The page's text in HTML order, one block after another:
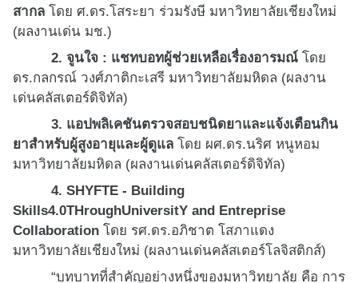
สากล โดย ศ.ดร.โสระยา ร่วมรังษี มหาวิทยาลัยเชียงใหม่
(ผลงานเด่น มช.)
2. จูนใจ : แชทบอทผู้ช่วยเหลือเรื่องอารมณ์ โดย
ดร.กลกรณ์ วงศ์ภาติกะเสรี มหาวิทยาลัยมหิดล (ผลงาน
เด่นคลัสเตอร์ดิจิทัล)
3. แอปพลิเคชันตรวจสอบชนิดยาและแจ้งเตือนกิน
ยาสำหรับผู้สูงอายุและผู้ดูแล โดย ผศ.ดร.นริศ หนูหอม
มหาวิทยาลัยมหิดล (ผลงานเด่นคลัสเตอร์ดิจิทัล)
4. SHYFTE - Building
Skills4.0THroughUniversitY and Entreprise
Collaboration โดย รศ.ดร.อภิชาต โสภาแดง
มหาวิทยาลัยเชียงใหม่ (ผลงานเด่นคลัสเตอร์โลจิสติกส์)
“บทบาทที่สำคัญอย่างหนึ่งของมหาวิทยาลัย คือ การ